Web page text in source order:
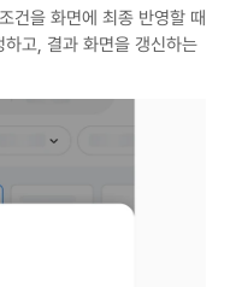
건을 화면에 최종 반영할 때
고, 결과 화면을 갱신하는